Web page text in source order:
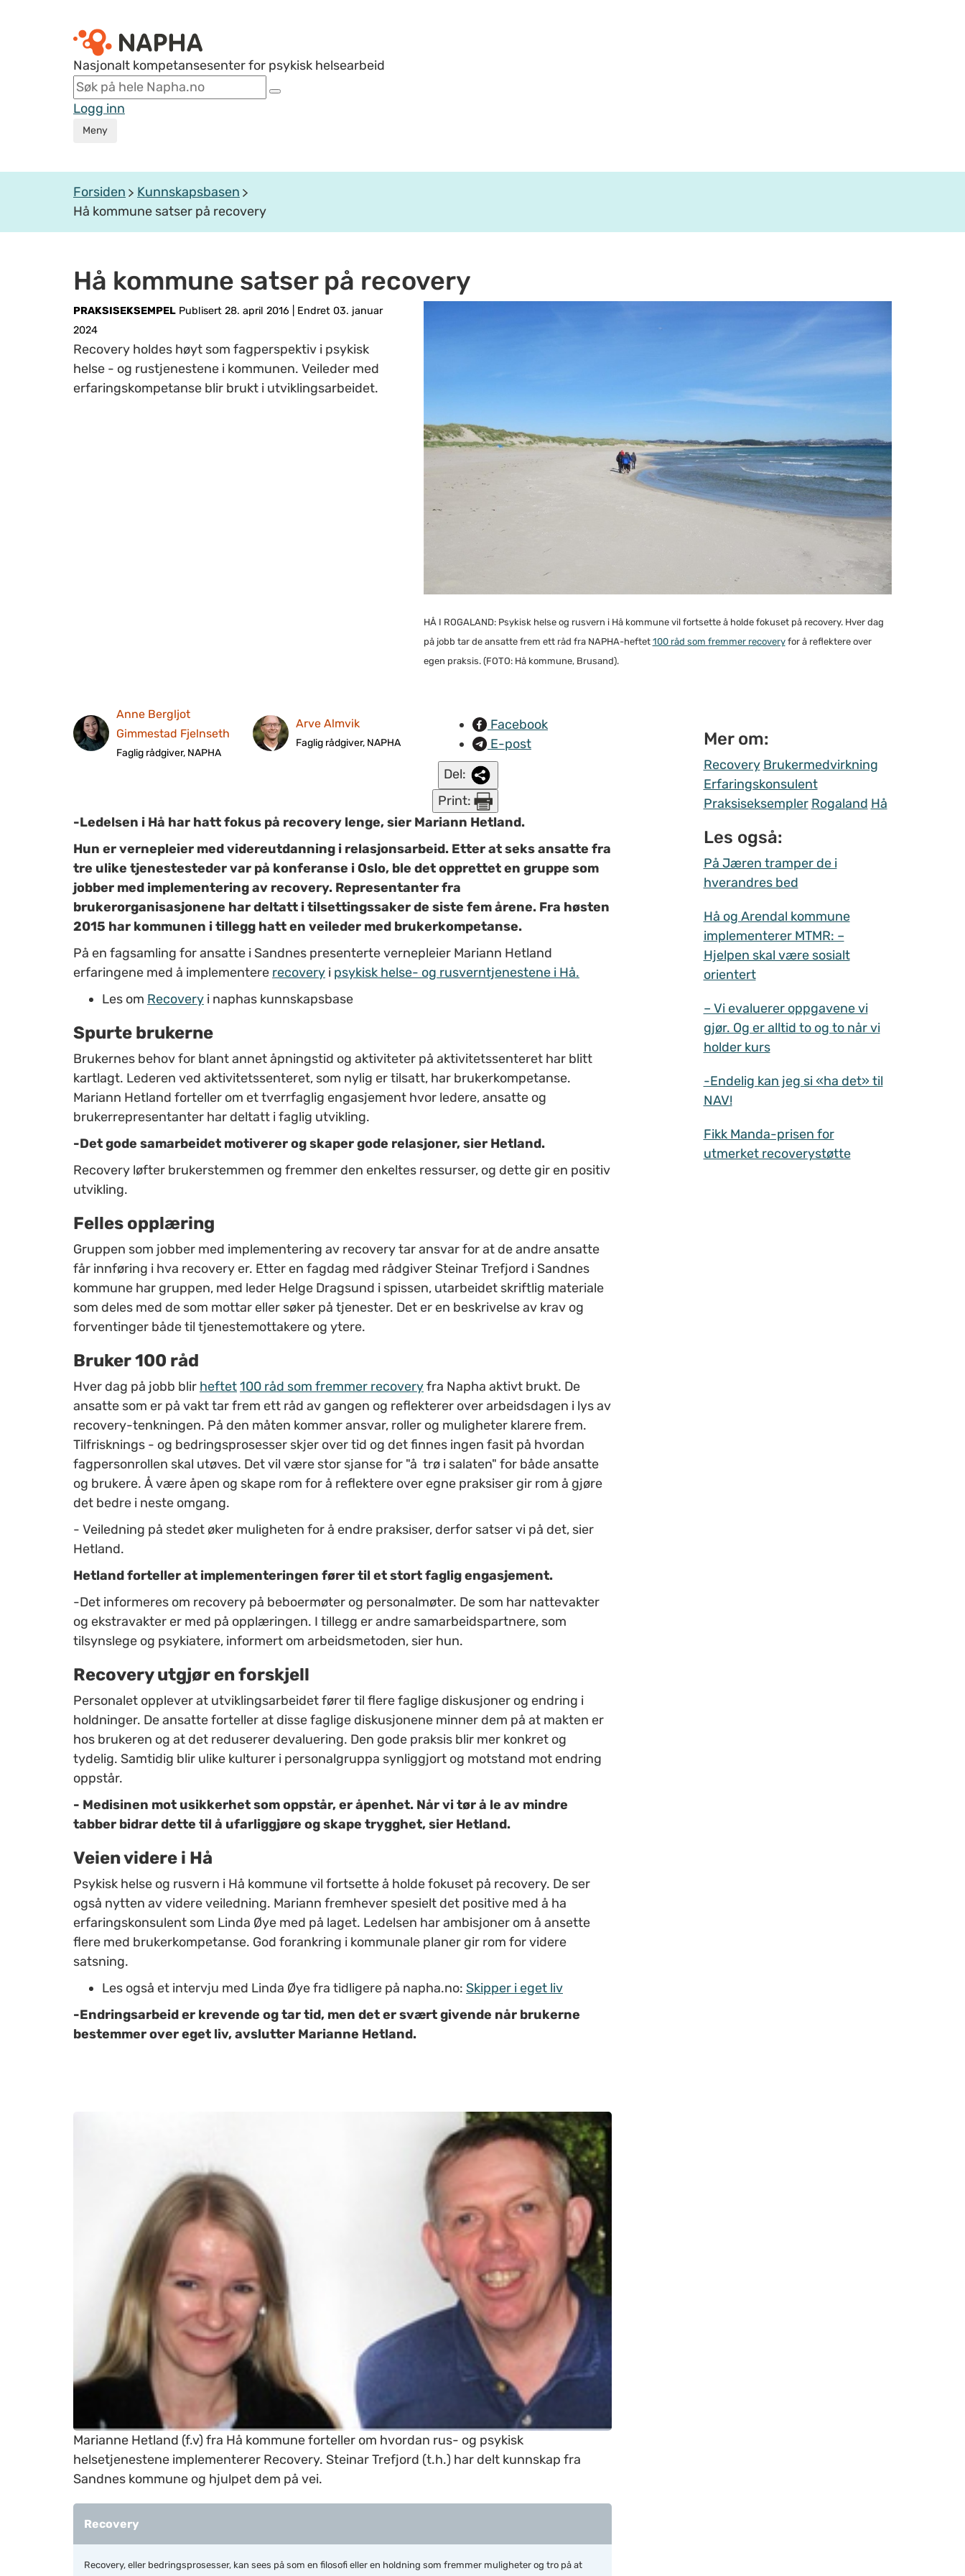
Nasjonalt kompetansesenter for psykisk helsearbeid
Logg inn
Meny
Forsiden
Kunnskapsbasen
Hå kommune satser på recovery
Hå kommune satser på recovery
PRAKSISEKSEMPEL Publisert 28. april 2016
Endret 03. januar
2024
Recovery holdes høyt som fagperspektiv i psykisk
helse - og rustjenestene i kommunen. Veileder med
erfaringskompetanse blir brukt i utviklingsarbeidet.
HÅ I ROGALAND: Psykisk helse og rusvern i Hå kommune vil fortsette å holde fokuset på recovery. Hver dag
på jobb tar de ansatte frem ett råd fra NAPHA-heftet 100 råd som fremmer recoveryfor å reflektere over
egen praksis. (FOTO: Hå kommune, Brusand).
Anne Bergljot
Gimmestad Fjelnseth
Faglig rådgiver, NAPHA
Arve Almvik
Faglig rådgiver, NAPHA
Facebook
E-post
Del:
Print:
-Ledelsen i Hå har hatt fokus på recovery lenge, sier Mariann Hetland.
Hun er vernepleier med videreutdanning i relasjonsarbeid. Etter at seks ansatte fra
tre ulike tjenestesteder var på konferanse i Oslo, ble det opprettet en gruppe som
jobber med implementering av recovery. Representanter fra
brukerorganisasjonene har deltatt i tilsettingssaker de siste fem årene. Fra høsten
2015 har kommunen i tillegg hatt en veileder med brukerkompetanse.
På en fagsamling for ansatte i Sandnes presenterte vernepleier Mariann Hetland
erfaringene med å implementere recovery i psykisk helse- og rusverntjenestene i Hå.
Les om Recovery i naphas kunnskapsbase
Spurte brukerne
Brukernes behov for blant annet åpningstid og aktiviteter på aktivitetssenteret har blitt
kartlagt. Lederen ved aktivitetssenteret, som nylig er tilsatt, har brukerkompetanse.
Mariann Hetland forteller om et tverrfaglig engasjement hvor ledere, ansatte og
brukerrepresentanter har deltatt i faglig utvikling.
-Det gode samarbeidet motiverer og skaper gode relasjoner, sier Hetland.
Recovery løfter brukerstemmen og fremmer den enkeltes ressurser, og dette gir en positiv
utvikling.
Felles opplæring
Gruppen som jobber med implementering av recovery tar ansvar for at de andre ansatte
får innføring i hva recovery er. Etter en fagdag med rådgiver Steinar Trefjord i Sandnes
kommune har gruppen, med leder Helge Dragsund i spissen, utarbeidet skriftlig materiale
som deles med de som mottar eller søker på tjenester. Det er en beskrivelse av krav og
forventinger både til tjenestemottakere og ytere.
Bruker 100 råd
Hver dag på jobb blir heftet100 råd som fremmer recoveryfra Napha aktivt brukt. De
ansatte som er på vakt tar frem ett råd av gangen og reflekterer over arbeidsdagen i lys av
recovery-tenkningen. På den måten kommer ansvar, roller og muligheter klarere frem.
Tilfrisknings - og bedringsprosesser skjer over tid og det finnes ingen fasit på hvordan
fagpersonrollen skal utøves. Det vil være stor sjanse for "å trø i salaten" for både ansatte
og brukere. Å være åpen og skape rom for å reflektere over egne praksiser gir rom å gjøre
det bedre i neste omgang.
- Veiledning på stedet øker muligheten for å endre praksiser, derfor satser vi på det, sier
Hetland.
Hetland forteller at implementeringen fører til et stort faglig engasjement.
-Det informeres om recovery på beboermøter og personalmøter. De som har nattevakter
og ekstravakter er med på opplæringen. I tillegg er andre samarbeidspartnere, som
tilsynslege og psykiatere, informert om arbeidsmetoden, sier hun.
Recovery utgjør en forskjell
Personalet opplever at utviklingsarbeidet fører til flere faglige diskusjoner og endring i
holdninger. De ansatte forteller at disse faglige diskusjonene minner dem på at makten er
hos brukeren og at det reduserer devaluering. Den gode praksis blir mer konkret og
tydelig. Samtidig blir ulike kulturer i personalgruppa synliggjort og motstand mot endring
oppstår.
- Medisinen mot usikkerhet som oppstår, er åpenhet. Når vi tør å le av mindre
tabber bidrar dette til å ufarliggjøre og skape trygghet, sier Hetland.
Veien videre i Hå
Psykisk helse og rusvern i Hå kommune vil fortsette å holde fokuset på recovery. De ser
også nytten av videre veiledning. Mariann fremhever spesielt det positive med å ha
erfaringskonsulent som Linda Øye med på laget. Ledelsen har ambisjoner om å ansette
flere med brukerkompetanse. God forankring i kommunale planer gir rom for videre
satsning.
Les også et intervju med Linda Øye fra tidligere på napha.no: Skipper i eget liv
-Endringsarbeid er krevende og tar tid, men det er svært givende når brukerne
bestemmer over eget liv, avslutter Marianne Hetland.
Marianne Hetland (f.v) fra Hå kommune forteller om hvordan rus- og psykisk
helsetjenestene implementerer Recovery. Steinar Trefjord (t.h.) har delt kunnskap fra
Sandnes kommune og hjulpet dem på vei.
Recovery
Recovery, eller bedringsprosesser, kan sees på som en filosofi eller en holdning som fremmer muligheter og tro på at
Mer om:
Recovery Brukermedvirkning
Erfaringskonsulent
Praksiseksempler Rogaland Hå
Les også:
På Jæren tramper de i
hverandres bed
Hå og Arendal kommune
implementerer MTMR: –
Hjelpen skal være sosialt
orientert
– Vi evaluerer oppgavene vi
gjør. Og er alltid to og to når vi
holder kurs
-Endelig kan jeg si «ha det» til
NAV!
Fikk Manda-prisen for
utmerket recoverystøtte